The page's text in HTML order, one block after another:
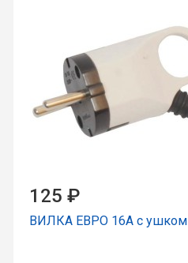
125 ₽
ВИЛКА ЕВРО 16А с ушком